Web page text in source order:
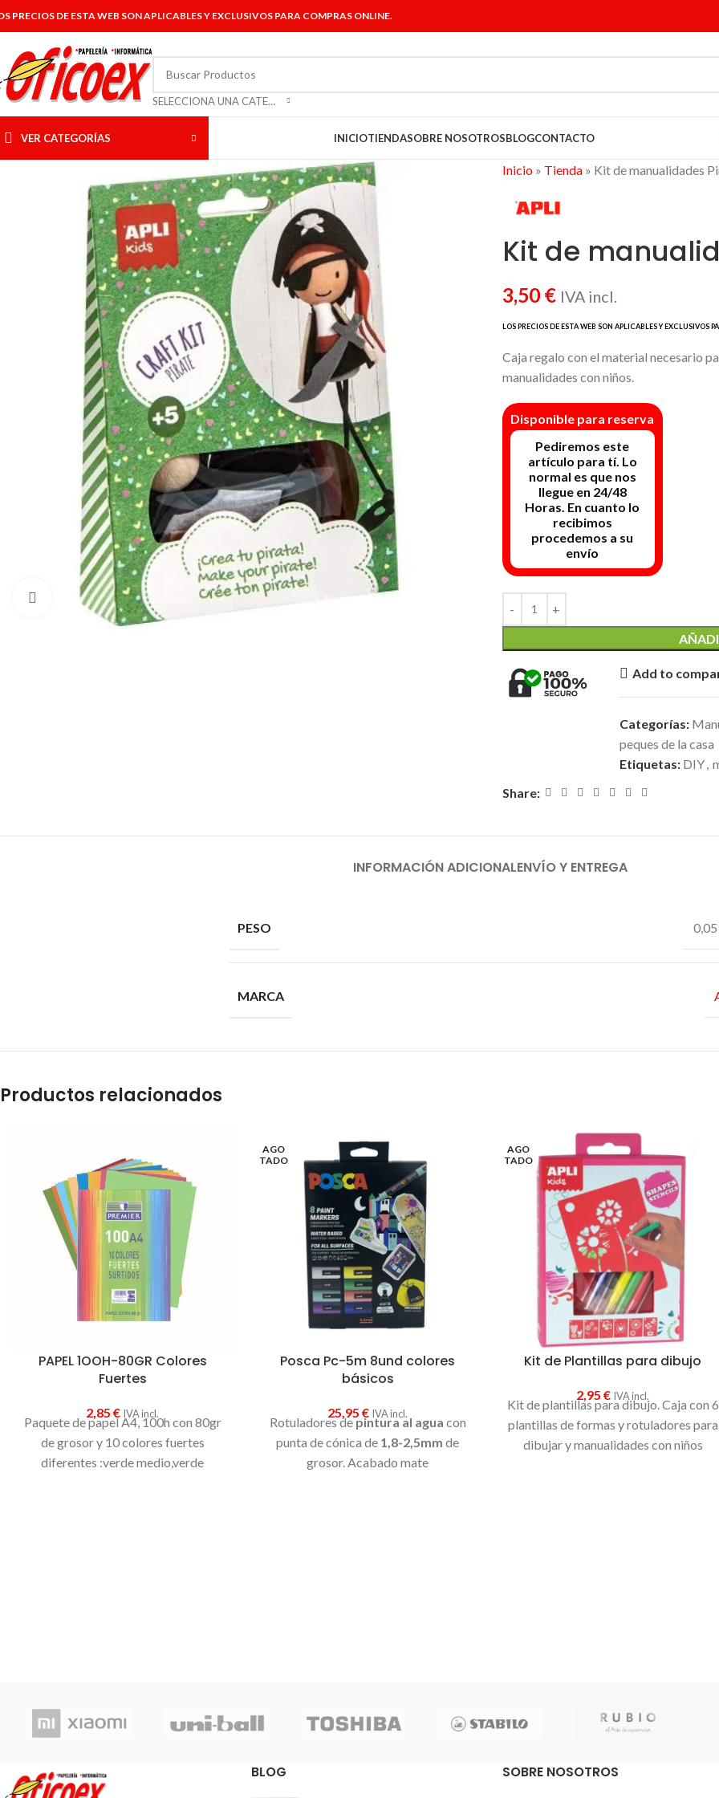
PRECIOS DE ESTA WEB SON APLICABLES Y EXCLUSIVOS PARA COMPRAS ONLINE.
SELECCIONA UNA CATEGORÍA
VER CATEGORÍAS INICIOTIENDASOBRE NOSOTROSBLOGCONTACTO
Click to enlarge
Inicio» Tienda» Kit de manualidades
Kit de
3,50€ IVA incl.
Caja regalo con el material necesario
manualidades con niños.
Disponible para reserva
Add to
Categorías:
peques de la casa
Etiquetas: DIY
Share:
INFORMACIÓN ADICIONALENVÍO Y ENTREGA
PESO
MARCA
Productos relacionados
PAPEL 1OOH-80GR Colores
Fuertes
2,85€ IVA incl.
Paquete de papel A4, 100h con 80gr
de grosor y 10 colores fuertes
diferentes :verde medio,verde
AGO
TADO
Posca Pc-5m 8und colores
básicos
25,95€ IVA incl.
Rotuladores depintura al agua con
punta de cónica de 1,8-2,5mm de
grosor. Acabado mate
AGO
TADO
Kit de Plantillas para dibujo
2,95€ IVA incl.
Kit de plantillas para dibujo. Caja con 6
plantillas de formas y rotuladores para
dibujar y manualidades con niños
BLOG
SOBRE NOSOTROS